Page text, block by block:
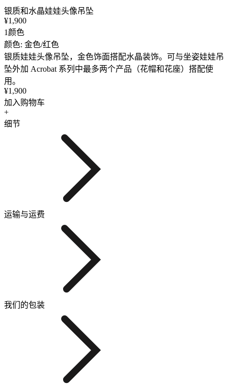
银质和水晶娃娃头像吊坠
¥1,900
1颜色
颜色: 金色/红色
银质娃娃头像吊坠，金色饰面搭配水晶装饰。可与坐姿娃娃吊
坠外加 Acrobat 系列中最多两个产品（花帽和花座）搭配使
用。
¥1,900
加入购物车
+
细节
运输与运费
我们的包装